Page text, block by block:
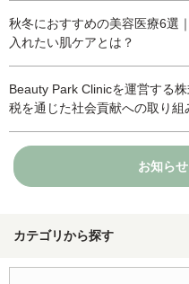
秋冬におすすめの美容医療6選
入れたい肌ケアとは？
Beauty Park Clinicを運営する
税を通じた社会貢献への取り組
お知ら
カテゴリから探す